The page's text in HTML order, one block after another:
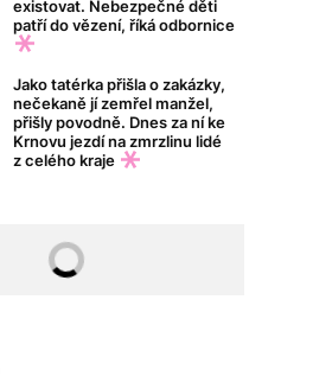
existovat. Nebezpečné děti
patří do vězení, říká odbornice
Jako tatérka přišla o zakázky,
nečekaně jí zemřel manžel,
přišly povodně. Dnes za ní ke
Krnovu jezdí na zmrzlinu lidé
z celého kraje